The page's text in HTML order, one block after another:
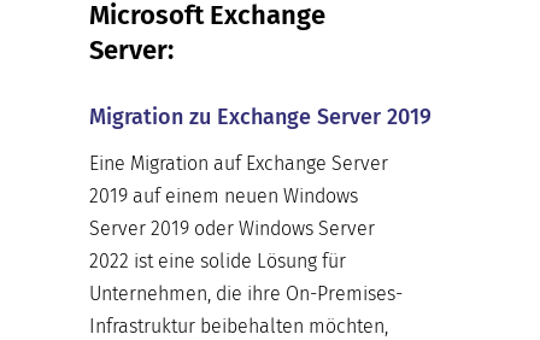
Microsoft Exchange
Server:
Migration zu Exchange Server 2019
Eine Migration auf Exchange Server
2019 auf einem neuen Windows
Server 2019 oder Windows Server
2022 ist eine solide Lösung für
Unternehmen, die ihre On-Premises-
Infrastruktur beibehalten möchten,